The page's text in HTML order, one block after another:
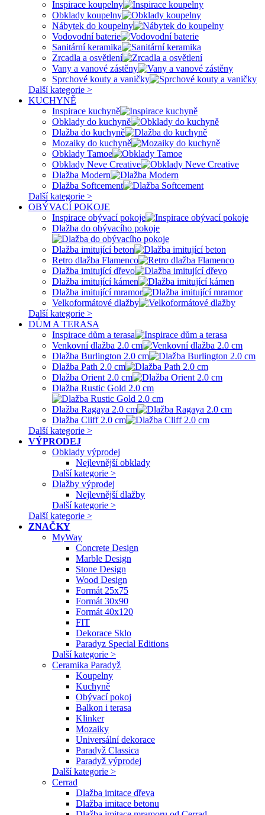
Inspirace koupelny
Obklady koupelny
Nábytek do koupelny
Vodovodní baterie
Sanitární keramika
Zrcadla a osvětlení
Vany a vanové zástěny
Sprchové kouty a vaničky
Další kategorie >
KUCHYNĚ
Inspirace kuchyně
Obklady do kuchyně
Dlažba do kuchyně
Mozaiky do kuchyně
Obklady Tamoe
Obklady Neve Creative
Dlažba Modern
Dlažba Softcement
Další kategorie >
OBÝVACÍ POKOJE
Inspirace obývací pokoje
Dlažba do obývacího pokoje
Dlažba imitující beton
Retro dlažba Flamenco
Dlažba imitující dřevo
Dlažba imitující kámen
Dlažba imitující mramor
Velkoformátové dlažby
Další kategorie >
DŮM A TERASA
Inspirace dům a terasa
Venkovní dlažba 2.0 cm
Dlažba Burlington 2.0 cm
Dlažba Path 2.0 cm
Dlažba Orient 2.0 cm
Dlažba Rustic Gold 2.0 cm
Dlažba Ragaya 2.0 cm
Dlažba Cliff 2.0 cm
Další kategorie >
VÝPRODEJ
Obklady výprodej
Nejlevnější obklady
Další kategorie >
Dlažby výprodej
Nejlevnější dlažby
Další kategorie >
Další kategorie >
ZNAČKY
MyWay
Concrete Design
Marble Design
Stone Design
Wood Design
Formát 25x75
Formát 30x90
Formát 40x120
FIT
Dekorace Sklo
Paradyz Special Editions
Další kategorie >
Ceramika Paradyž
Koupelny
Kuchyně
Obývací pokoj
Balkon i terasa
Klinker
Mozaiky
Universální dekorace
Paradyž Classica
Paradyž výprodej
Další kategorie >
Cerrad
Dlažba imitace dřeva
Dlažba imitace betonu